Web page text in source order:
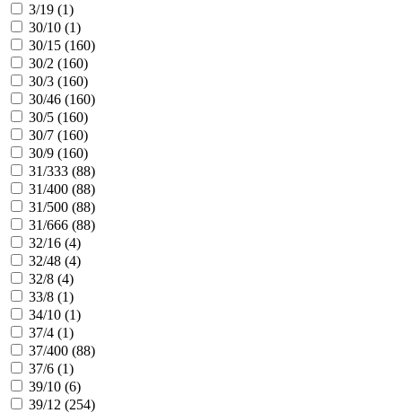
3/19 (1)
30/10 (1)
30/15 (160)
30/2 (160)
30/3 (160)
30/46 (160)
30/5 (160)
30/7 (160)
30/9 (160)
31/333 (88)
31/400 (88)
31/500 (88)
31/666 (88)
32/16 (4)
32/48 (4)
32/8 (4)
33/8 (1)
34/10 (1)
37/4 (1)
37/400 (88)
37/6 (1)
39/10 (6)
39/12 (254)